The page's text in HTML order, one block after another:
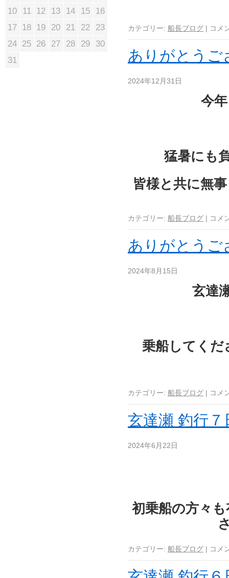
カテゴリー: 船長ブログ | コメ
ありがとうご
2024年12月31日
今
猛暑にも
皆様と共に無
カテゴリー: 船長ブログ | コメ
ありがとうご
2024年8月15日
玄達
乗船してくだ
カテゴリー: 船長ブログ | コメ
玄達瀬 釣行７
2024年6月22日
初乗船の方々
カテゴリー: 船長ブログ | コメ
10
11 12 13 14 15
16
17 18 19 20 21 22
23
24 25 26 27 28 29
30
31